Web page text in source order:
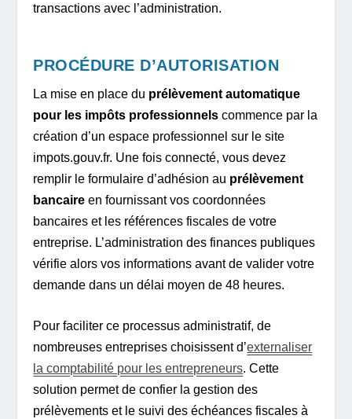
transactions avec l’administration.
PROCÉDURE D’AUTORISATION
La mise en place du prélèvement automatique
pour les impôts professionnels commence par la
création d’un espace professionnel sur le site
impots.gouv.fr. Une fois connecté, vous devez
remplir le formulaire d’adhésion au prélèvement
bancaire en fournissant vos coordonnées
bancaires et les références fiscales de votre
entreprise. L’administration des finances publiques
vérifie alors vos informations avant de valider votre
demande dans un délai moyen de 48 heures.
Pour faciliter ce processus administratif, de
nombreuses entreprises choisissent d’externaliser
la comptabilité pour les entrepreneurs. Cette
solution permet de confier la gestion des
prélèvements et le suivi des échéances fiscales à